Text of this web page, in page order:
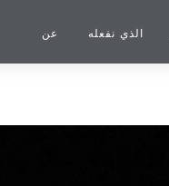
عن الذي نفعله